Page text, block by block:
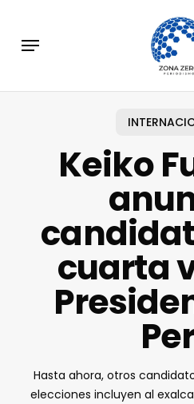
main
Menu
Keiko
cuarta
Hasta ahora, otros
elecciones incluyen al